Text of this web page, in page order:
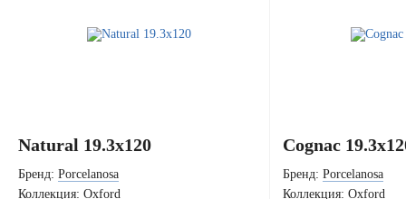
Natural 19.3x120
Бренд: Porcelanosa
Коллекция: Oxford
Cognac
Бренд: Porcelanosa
Коллекция: Oxford